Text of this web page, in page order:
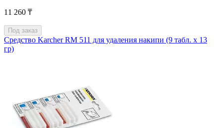
11 260 ₸
Под заказ
Средство Karcher RM 511 для удаления накипи (9 табл. x 13
гр)